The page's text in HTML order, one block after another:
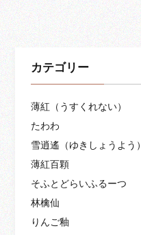
カテゴリー
薄紅（うすくれない）
たわわ
雪逍遙（ゆきしょうよう）
薄紅百顆
そふとどらいふるーつ
林檎仙
りんご釉